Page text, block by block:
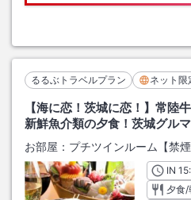
るるぶトラベルプラン ネット限
【海に恋！茨城に恋！】常陸
新鮮魚介類の夕食！茨城グル
お部屋： プチツインルーム【禁煙
INチ
夕食/